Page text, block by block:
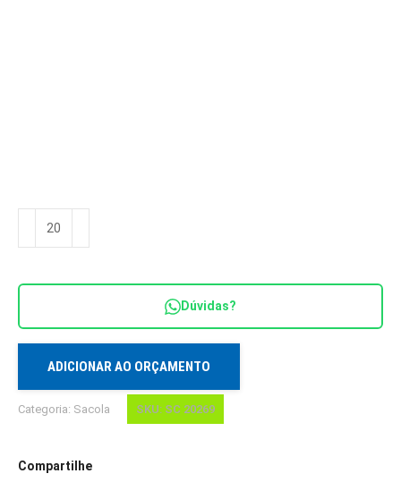
Sacola
Ref.
20269
Dúvidas?
ADICIONAR AO ORÇAMENTO
Categoria: Sacola SKU: SC 20269
Compartilhe